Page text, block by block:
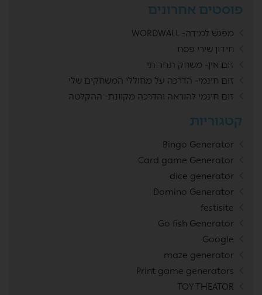
פוסטים אחרונים
מפגש למידה- WORDWALL
חידון שירי פסח
זום אין- משחק תחרותי
זום חינמי- הדרכה על מחוללי המשחקים שלי
זום חינמי להוראה והדרכה מקוונת- ההקלטה
קטגוריות
Bingo Generator
Card game Generator
dice generator
Domino Generator
festisite
Go fish Generator
Google
maze generator
Print game generators
TOY THEATOR